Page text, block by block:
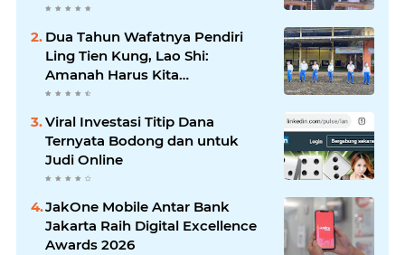
Dua Tahun Wafatnya Pendiri
Ling Tien Kung, Lao Shi:
Amanah Harus Kita
Laksanakan!
Viral Investasi Titip Dana
Ternyata Bodong dan untuk
Judi Online
JakOne Mobile Antar Bank
Jakarta Raih Digital Excellence
Awards 2026